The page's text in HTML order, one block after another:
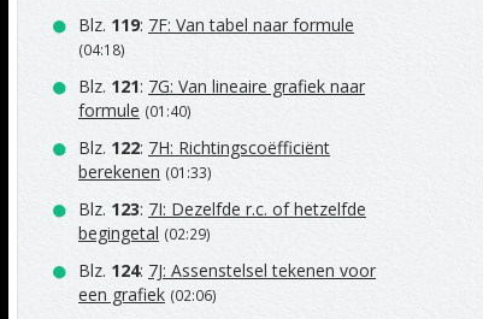
Blz. 119: 7F: Van tabel naar formule
(04:18)
Blz. 121: 7G: Van lineaire grafiek naar
formule (01:40)
Blz. 122: 7H: Richtingscoëfficiënt
berekenen (01:33)
Blz. 123: 7I: Dezelfde r.c. of hetzelfde
begingetal (02:29)
Blz. 124: 7J: Assenstelsel tekenen voor
een grafiek (02:06)